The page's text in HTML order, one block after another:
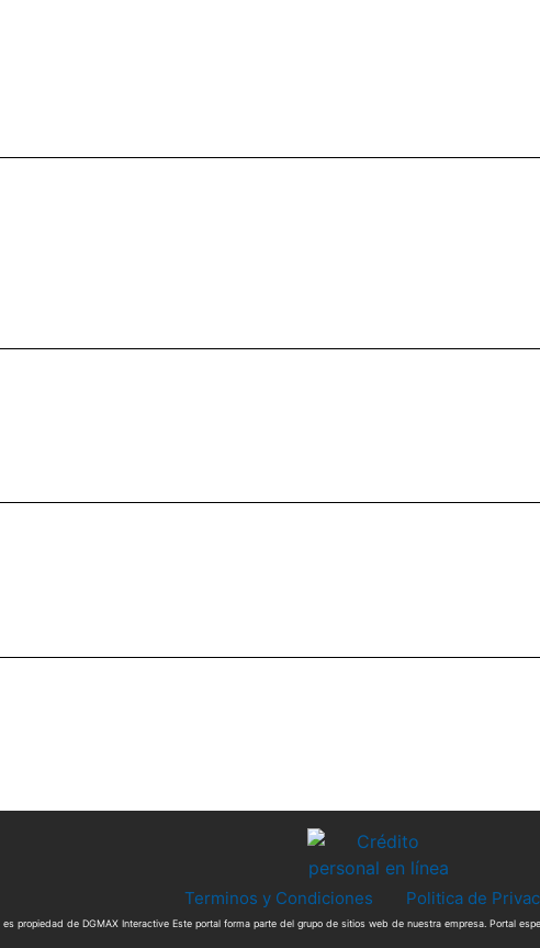
Terminos y Condiciones Politica de
propiedad de DGMAX Interactive Este portal forma parte del grupo de sitios web de nuestra empresa. Portal